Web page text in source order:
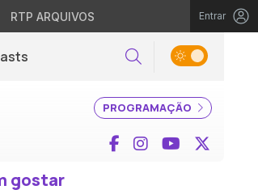
RTP ARQUIVOS Entrar
Pesquisar
PROGRAMAÇÃO
Facebook
InstagramYouTube
gostar